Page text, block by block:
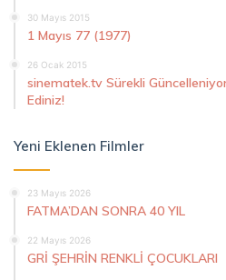
30 Mayıs 2015
1 Mayıs 77 (1977)
26 Ocak 2015
sinematek.tv Sürekli
Ediniz!
Yeni Eklenen Filmler
23 Mayıs 2026
FATMA’DAN SONRA 40 YIL
22 Mayıs 2026
GRİ ŞEHRİN RENKLİ ÇOCUKLARI